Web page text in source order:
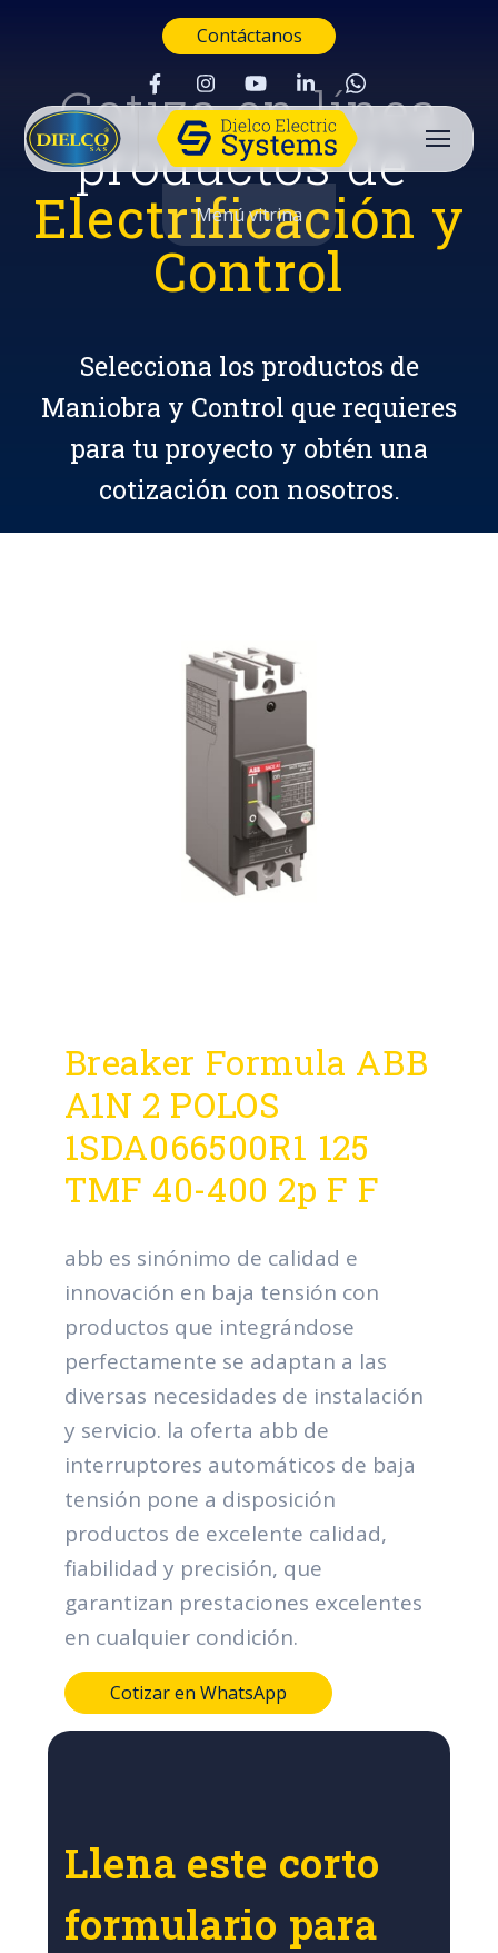
Contáctanos
Menú vitrina
Cotiza en línea
productos de
Electrificación y
Control
Selecciona los productos de
Maniobra y Control que requieres
para tu proyecto y obtén una
cotización con nosotros.
Breaker Formula ABB
A1N 2 POLOS
1SDA066500R1 125
TMF 40-400 2p F F
abb es sinónimo de calidad e
innovación en baja tensión con
productos que integrándose
perfectamente se adaptan a las
diversas necesidades de instalación
y servicio. la oferta abb de
interruptores automáticos de baja
tensión pone a disposición
productos de excelente calidad,
fiabilidad y precisión, que
garantizan prestaciones excelentes
en cualquier condición.
Cotizar en WhatsApp
Llena este corto
formulario para